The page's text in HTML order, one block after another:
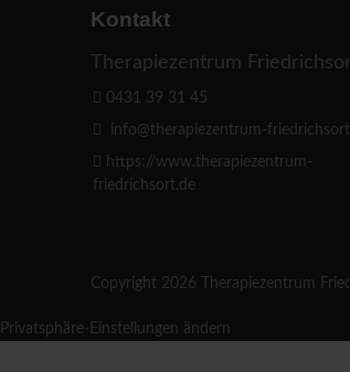
Kontakt
Therapiezentrum
0431 39 31 45
info@therapiezentrum-
https://www.therapiezentrum-
friedrichsort.de
Copyright 2026 Therapiezentrum
Privatsphäre-Einstellungen ändern